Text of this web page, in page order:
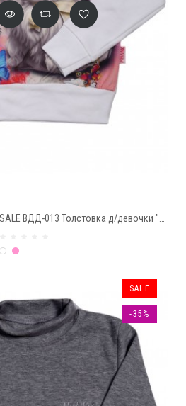
SALE ВДД-013 Толстовка д/девочки "Кошечка" от PRIMAX
БелыйРозовый
SALE
-35%